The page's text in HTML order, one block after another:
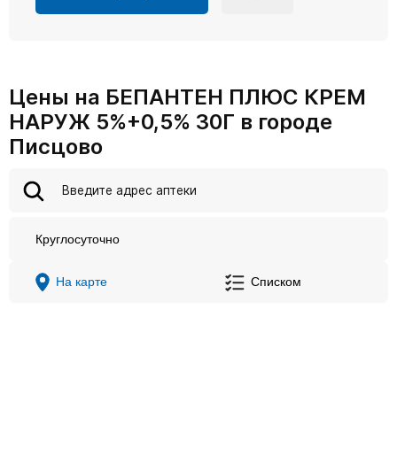
Цены на БЕПАНТЕН ПЛЮС КРЕМ
НАРУЖ 5%+0,5% 30Г в городе
Писцово
Круглосуточно
На карте Списком